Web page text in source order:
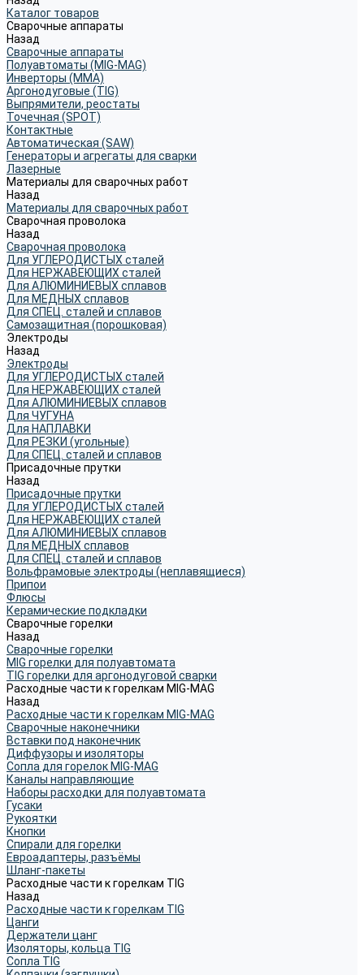
Каталог товаров
Сварочные аппараты
Назад
Сварочные аппараты
Полуавтоматы (MIG-MAG)
Инверторы (MMA)
Аргонодуговые (TIG)
Выпрямители, реостаты
Точечная (SPOT)
Контактные
Автоматическая (SAW)
Генераторы и агрегаты для сварки
Лазерные
Материалы для сварочных работ
Назад
Материалы для сварочных работ
Сварочная проволока
Назад
Сварочная проволока
Для УГЛЕРОДИСТЫХ сталей
Для НЕРЖАВЕЮЩИХ сталей
Для АЛЮМИНИЕВЫХ сплавов
Для МЕДНЫХ сплавов
Для СПЕЦ. сталей и сплавов
Самозащитная (порошковая)
Электроды
Назад
Электроды
Для УГЛЕРОДИСТЫХ сталей
Для НЕРЖАВЕЮЩИХ сталей
Для АЛЮМИНИЕВЫХ сплавов
Для ЧУГУНА
Для НАПЛАВКИ
Для РЕЗКИ (угольные)
Для СПЕЦ. сталей и сплавов
Присадочные прутки
Назад
Присадочные прутки
Для УГЛЕРОДИСТЫХ сталей
Для НЕРЖАВЕЮЩИХ сталей
Для АЛЮМИНИЕВЫХ сплавов
Для МЕДНЫХ сплавов
Для СПЕЦ. сталей и сплавов
Вольфрамовые электроды (неплавящиеся)
Припои
Флюсы
Керамические подкладки
Сварочные горелки
Назад
Сварочные горелки
MIG горелки для полуавтомата
TIG горелки для аргонодуговой сварки
Расходные части к горелкам MIG-MAG
Назад
Расходные части к горелкам MIG-MAG
Сварочные наконечники
Вставки под наконечник
Диффузоры и изоляторы
Сопла для горелок MIG-MAG
Каналы направляющие
Наборы расходки для полуавтомата
Гусаки
Рукоятки
Кнопки
Спирали для горелки
Евроадаптеры, разъёмы
Шланг-пакеты
Расходные части к горелкам TIG
Назад
Расходные части к горелкам TIG
Цанги
Держатели цанг
Изоляторы, кольца TIG
Сопла TIG